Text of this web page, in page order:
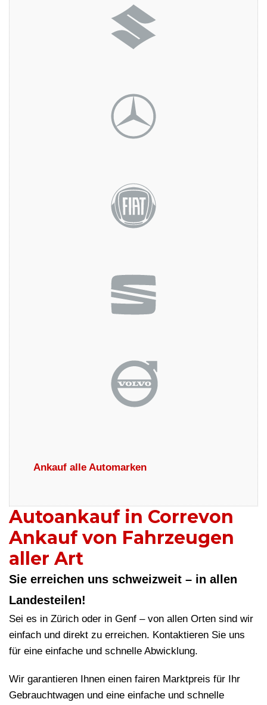
Ankauf alle Automarken
Autoankauf in Correvon
Ankauf von Fahrzeugen
aller Art
Sie erreichen uns schweizweit – in allen
Landesteilen!
Sei es in Zürich oder in Genf – von allen Orten sind wir
einfach und direkt zu erreichen. Kontaktieren Sie uns
für eine einfache und schnelle Abwicklung.
Wir garantieren Ihnen einen fairen Marktpreis für Ihr
Gebrauchtwagen und eine einfache und schnelle